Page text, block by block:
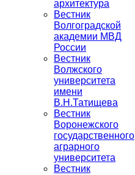
архитектура
Вестник
Волгоградской
академии МВД
России
Вестник
Волжского
университета
имени
В.Н.Татищева
Вестник
Воронежского
государственного
аграрного
университета
Вестник